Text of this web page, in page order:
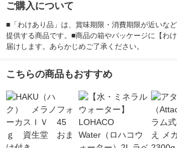
ご購入について
■「わけあり品」は、賞味期限・消費期限が近いな
提供する商品です。■商品の箱やパッケージに【わ
届けします。あらかじめご了承ください。
こちらの商品もおすすめ